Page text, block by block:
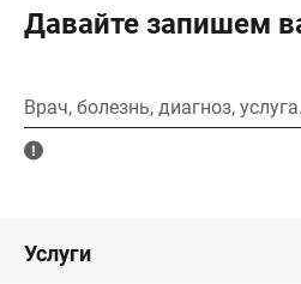
Давайте запишем
Врач, болезнь, диагноз,
Услуги